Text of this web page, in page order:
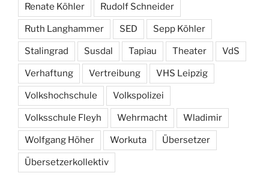
Renate Köhler Rudolf Schneider
Ruth Langhammer SED Sepp Köhler
Stalingrad Susdal Tapiau Theater VdS
Verhaftung Vertreibung VHS Leipzig
Volkshochschule Volkspolizei
Volksschule Fleyh Wehrmacht Wladimir
Wolfgang Höher Workuta Übersetzer
Übersetzerkollektiv